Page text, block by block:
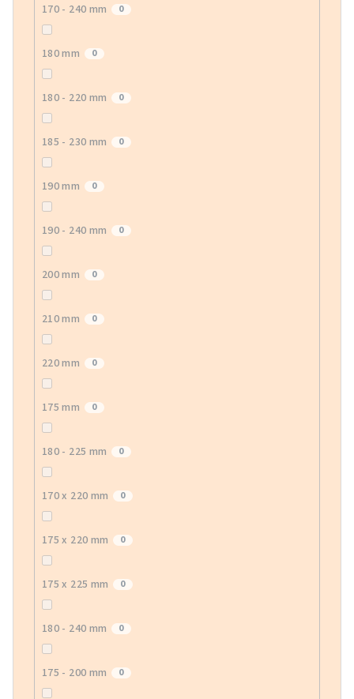
170 - 240 mm 0
180 mm 0
180 - 220 mm 0
185 - 230 mm 0
190 mm 0
190 - 240 mm 0
200 mm 0
210 mm 0
220 mm 0
175 mm 0
180 - 225 mm 0
170 x 220 mm 0
175 x 220 mm 0
175 x 225 mm 0
180 - 240 mm 0
175 - 200 mm 0